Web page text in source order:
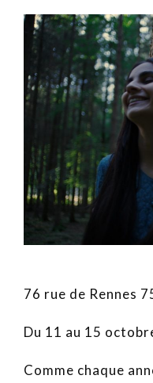
76 rue de Rennes
Du 11 au 15
Comme chaque